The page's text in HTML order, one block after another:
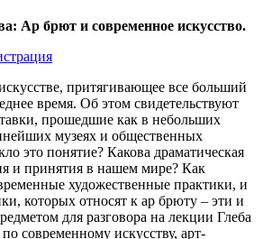
Ар брют и современное искусство.
притягивающее все больший
время. Об этом свидетельствуют
прошедшие как в небольших
музеях и общественных
это понятие? Какова драматическая
и принятия в нашем мире? Как
художественные практики, и
которых относят к ар брюту – эти и
для разговора на лекции Глеба
современному искусству, арт-